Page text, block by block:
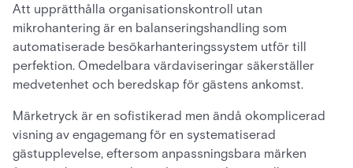
Att upprätthålla organisationskontroll utan
mikrohantering är en balanseringshandling som
automatiserade besökarhanteringssystem utför till
perfektion. Omedelbara värdaviseringar säkerställer
medvetenhet och beredskap för gästens ankomst.
Märketryck är en sofistikerad men ändå okomplicerad
visning av engagemang för en systematiserad
gästupplevelse, eftersom anpassningsbara märken